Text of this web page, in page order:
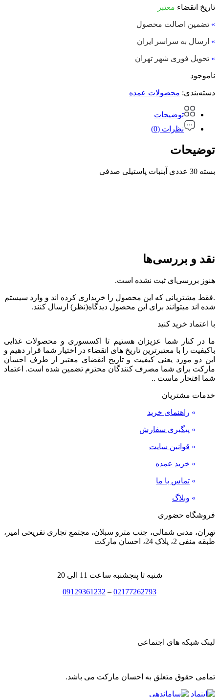
تاریخ انقضاء معتبر
» تضمین اصالت محصول
» ارسال به سراسر ایران
» تحویل فوری شهر تهران
ناموجود
دسته‌بندی: محصولات عمده
توضیحات
نظرات (0)
توضیحات
بسته 30 عددی آبنبات پاستیلی صدفی
نقد و بررسی‌ها
هنوز بررسی‌ای ثبت نشده است.
.فقط مشتریانی که این محصول را خریداری کرده اند و وارد سیستم
شده اند میتوانند برای این محصول دیدگاه(نظر) ارسال کنند.
با اعتماد خرید کنید
ما در کنار شما عزیزان هستیم تا اکسسوری و محصولات غذایی
باکیفیت را با معتبرترین تاریخ های انقضاء در اختیار شما قرار دهیم و
این دو مورد یعنی کیفیت و تاریخ انقضای معتبر از طرف احسان
مارکت برای شما مصرف کنندگان محترم تضمین شده است. اعتماد
شما افتخار ماست ..
خدمات مشتریان
» راهنمای خرید
» پیگیری سفارش
» قوانین سایت
» خرید عمده
» تماس با ما
» وبلاگ
فروشگاه حضوری
تهران، مدنی شمالی، جنب مترو سبلان، مجتمع تجاری تفریحی امیر،
طبقه منفی 2، پلاک 24، احسان مارکت
شنبه تا پنجشنبه ساعت 11 الی 20
02177262793
–
09129361232
لینک شبکه های اجتماعی
تمامی حقوق متعلق به احسان مارکت می باشد.